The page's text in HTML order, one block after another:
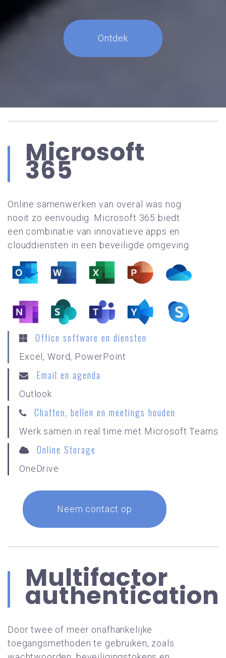
Ontdek
Microsoft
365
Online samenwerken van overal was nog
nooit zo eenvoudig. Microsoft 365 biedt
een combinatie van innovatieve apps en
clouddiensten in een beveiligde omgeving.
Office software en diensten
Excel, Word, PowerPoint
Email en agenda
Outlook
Chatten, bellen en meetings houden
Werk samen in real time met Microsoft Teams
Online Storage
OneDrive
Neem contact op
Multifactor
authentication
Door twee of meer onafhankelijke
toegangsmethoden te gebruiken, zoals